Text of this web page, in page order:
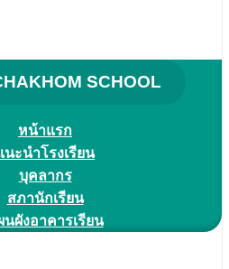
SCHOOL
หน้าแรก
นะนำโรงเรียน
บุคลากร
สภานักเรียน
นผังอาคารเรียน